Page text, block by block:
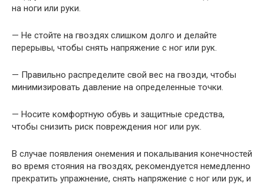
на ноги или руки.
— Не стойте на гвоздях слишком долго и делайте
перерывы, чтобы снять напряжение с ног или рук.
— Правильно распределите свой вес на гвозди, чтобы
минимизировать давление на определенные точки.
— Носите комфортную обувь и защитные средства,
чтобы снизить риск повреждения ног или рук.
В случае появления онемения и покалывания конечностей
во время стояния на гвоздях, рекомендуется немедленно
прекратить упражнение, снять напряжение с ног или рук, и